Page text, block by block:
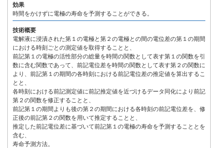
効果
時間をかけずに電極の寿命を予測することができる。
技術概要
電解液に浸漬された第１の電極と第２の電極との間の電位差の第１の期間
における時刻ごとの測定値を取得することと、
前記第１の電極の活性部分の総量を時間の関数として表す第１の関数を引
数に含む関数であって、前記電位差を時間の関数として表す第２の関数に
より、前記第１の期間の各時刻における前記電位差の推定値を算出するこ
とと、
各時刻における前記測定値に前記推定値を近づけるデータ同化により前記
第２の関数を修正することと、
前記第１の期間よりも後の第２の期間における各時刻の前記電位差を、修
正後の前記第２の関数を用いて推定することと、
推定した前記電位差に基づいて前記第１の電極の寿命を予測することとを
含む、
寿命予測方法。